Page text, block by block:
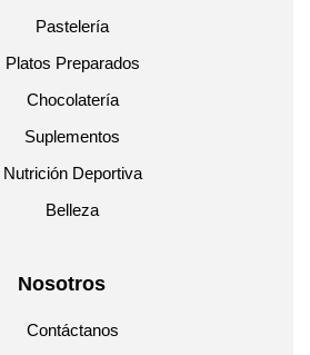
Pastelería
Platos Preparados
Chocolatería
Suplementos
Nutrición Deportiva
Belleza
Nosotros
Contáctanos